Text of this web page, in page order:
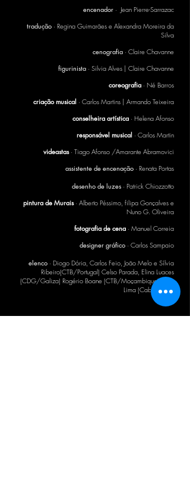
encenador · Jean Pierre-Sarrazac
tradução · Regina Guimarães e Alexandra Moreira da
Silva
cenografia · Claire Chavanne
figurinista · Silvia Alves | Claire Chavanne
coreografia · Né Barros
criação musical · Carlos Martins | Armando Teixeira
conselheira artística · Helena Afonso
responsável musical · Carlos Martin
videastas· Tiago Afonso /Amarante Abramovici
assistente de encenação · Renata Portas
desenho de luzes · Patrick Chiozzotto
pintura de Murais· Alberto Péssimo, filipa Gonçalves e
Nuno G. Oliveira
fotografia de cena · Manuel Correia
designer gráfico · Carlos Sampaio
elenco · Diogo Dória, Carlos Feio, João Melo e Sílvia
Ribeiro(CTB/Portugal) Celso Parada, Elina Luaces
(CDG/Galiza) Rogério Boane (CTB/Moçambique)Sílvia
Lima (Cabo Verde)